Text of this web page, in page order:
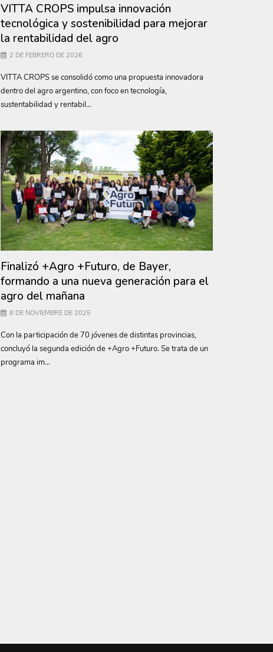
VITTA CROPS impulsa innovación
tecnológica y sostenibilidad para mejorar
la rentabilidad del agro
2 DE FEBRERO DE 2026
VITTA CROPS se consolidó como una propuesta innovadora
dentro del agro argentino, con foco en tecnología,
sustentabilidad y rentabil...
Finalizó +Agro +Futuro, de Bayer,
formando a una nueva generación para el
agro del mañana
8 DE NOVIEMBRE DE 2025
Con la participación de 70 jóvenes de distintas provincias,
concluyó la segunda edición de +Agro +Futuro. Se trata de un
programa im...